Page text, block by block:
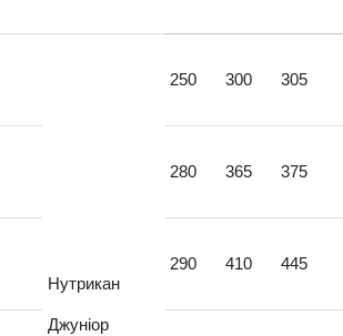
Нутрикан
Джуніор
250 300 305
280 365 375
290 410 445